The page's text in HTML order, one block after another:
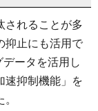
されることが多
抑止にも活用で
ータを活用し
速抑制機能」を